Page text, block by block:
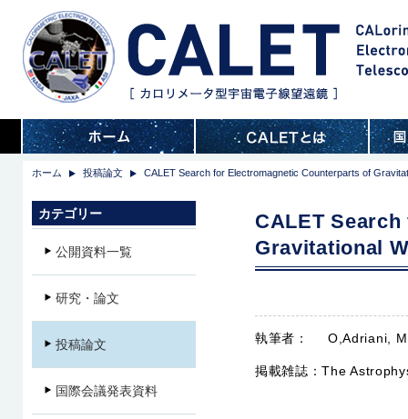
ホーム 投稿論文 CALET Search for Electromagnetic Counterparts of
CALET
Gravitational
執筆者： O,Adriani,
掲載雑誌：The
カテゴリー
公開資料一覧
研究・論文
投稿論文
国際会議発表資料